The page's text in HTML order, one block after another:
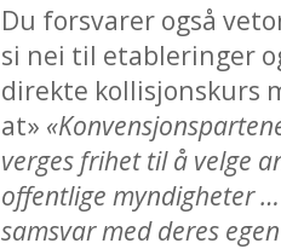
Du forsvarer også
si nei til etableringer
direkte kollisjonskurs
at»
verges frihet til å velge
offentlige myndigheter
samsvar med deres